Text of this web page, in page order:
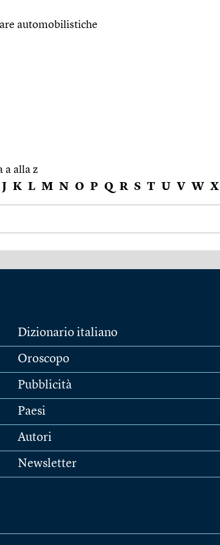
automobilistiche
a alla z
J K L M N O P Q R S T U V W X
Dizionario italiano
Oroscopo
Pubblicità
Paesi
Autori
Newsletter